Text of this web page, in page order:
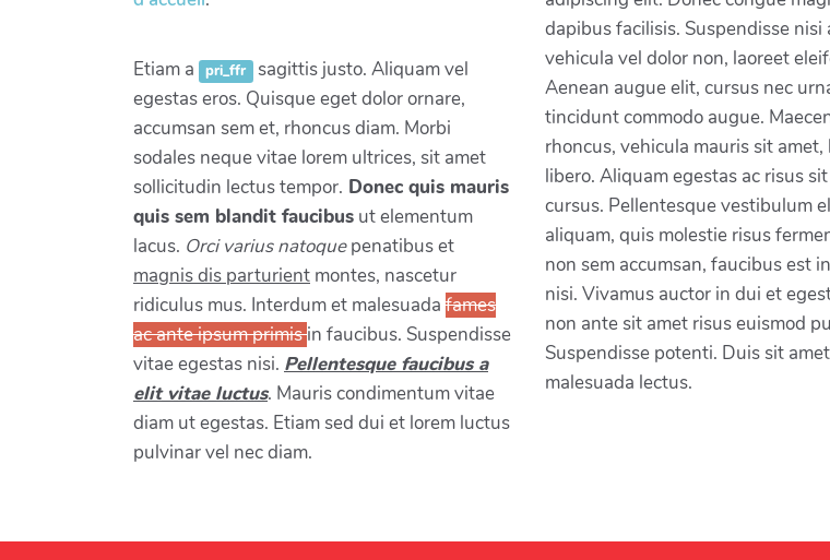
Etiam a pri_ffr sagittis justo. Aliquam vel
egestas eros. Quisque eget dolor ornare,
accumsan sem et, rhoncus diam. Morbi
sodales neque vitae lorem ultrices, sit amet
sollicitudin lectus tempor. Donec quis mauris
quis sem blandit faucibus ut elementum
lacus. Orci varius natoquepenatibus et
magnis dis parturient montes, nascetur
ridiculus mus. Interdum et malesuada fames
ac ante ipsum primisin faucibus. Suspendisse
vitae egestas nisi. Pellentesque faucibus a
elit vitae luctus. Mauris condimentum vitae
diam ut egestas. Etiam sed dui et lorem luctus
pulvinar vel nec diam.
dapibus facilisis. Suspendisse nisi
vehicula vel dolor non, laoreet
Aenean augue elit, cursus nec
tincidunt commodo augue.
rhoncus, vehicula mauris sit amet,
libero. Aliquam egestas ac risus
cursus. Pellentesque vestibulum
aliquam, quis molestie risus
non sem accumsan, faucibus est
nisi. Vivamus auctor in dui et
non ante sit amet risus euismod
Suspendisse potenti. Duis sit amet
malesuada lectus.